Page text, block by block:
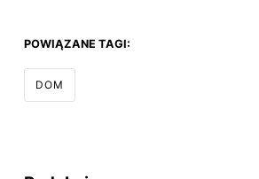
POWIĄZANE TAGI:
DOM